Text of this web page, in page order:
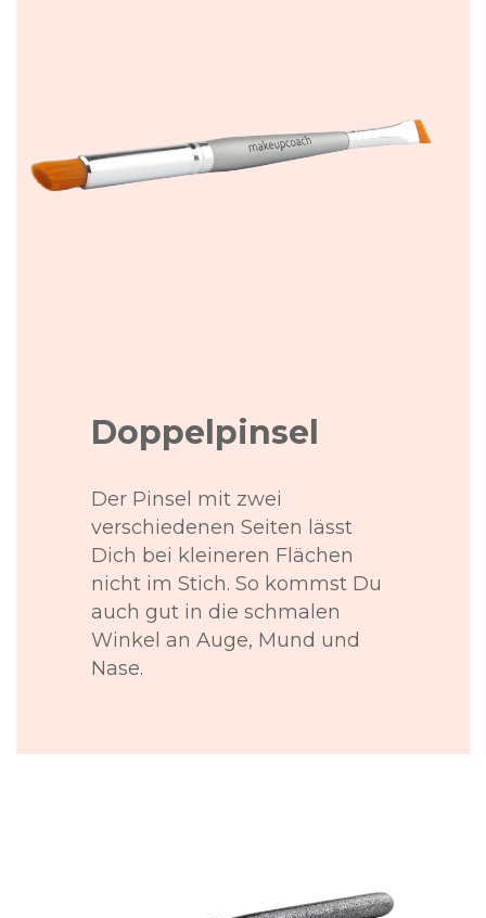
Doppelpinsel
Der Pinsel mit zwei
verschiedenen Seiten lässt
Dich bei kleineren Flächen
nicht im Stich. So kommst Du
auch gut in die schmalen
Winkel an Auge, Mund und
Nase.